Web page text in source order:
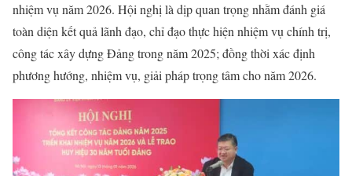
nhiệm vụ năm 2026. Hội nghị là dịp quan trọng nhằm đánh giá
toàn diện kết quả lãnh đạo, chỉ đạo thực hiện nhiệm vụ chính trị,
công tác xây dựng Đảng trong năm 2025; đồng thời xác định
phương hướng, nhiệm vụ, giải pháp trọng tâm cho năm 2026.